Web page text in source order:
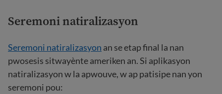
Seremoni natiralizasyon
Seremoni natiralizasyon an se etap final la nan
pwosesis sitwayènte ameriken an. Si aplikasyon
natiralizasyon w la apwouve, w ap patisipe nan yon
seremoni pou: